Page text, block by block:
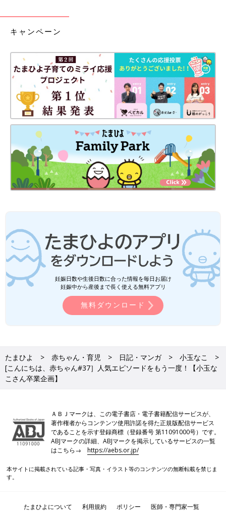
キャンペーン
妊娠日数や生後日数に合った情報を毎日お届け
妊娠中から産後まで長く使える無料アプリ
無料ダウンロード
たまひよ 赤ちゃん・育児 日記・マンガ
小玉なこ
[こんにちは、赤ちゃん#37］人気エピソードをもう一度！【小玉な
こさん卒業企画】
ＡＢＪマークは、この電子書店・電子書籍配信サービスが、
著作権者からコンテンツ使用許諾を得た正規版配信サービス
であることを示す登録商標（登録番号 第11091000号）です。
ABJマークの詳細、ABJマークを掲示しているサービスの一覧
はこちら→https://aebs.or.jp/
本サイトに掲載されている記事・写真・イラスト等のコンテンツの無断転載を禁じま
す。
たまひよについて 利用規約 ポリシー 医師・専門家一覧